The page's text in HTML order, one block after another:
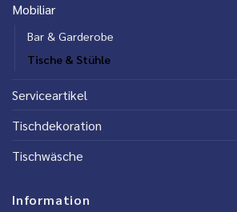
Mobiliar
Bar & Garderobe
Tische & Stühle
Serviceartikel
Tischdekoration
Tischwäsche
Information